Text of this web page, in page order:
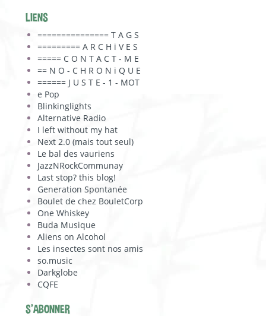
LIENS
=============== T A G S
========= A R C H i V E S
===== C O N T A C T - M E
== N O - C H R O N i Q U E
====== J U S T E - 1 - MOT
e Pop
Blinkinglights
Alternative Radio
I left without my hat
Next 2.0 (mais tout seul)
Le bal des vauriens
JazzNRockCommunay
Last stop? this blog!
Generation Spontanée
Boulet de chez BouletCorp
One Whiskey
Buda Musique
Aliens on Alcohol
Les insectes sont nos amis
so.music
Darkglobe
CQFE
S'ABONNER